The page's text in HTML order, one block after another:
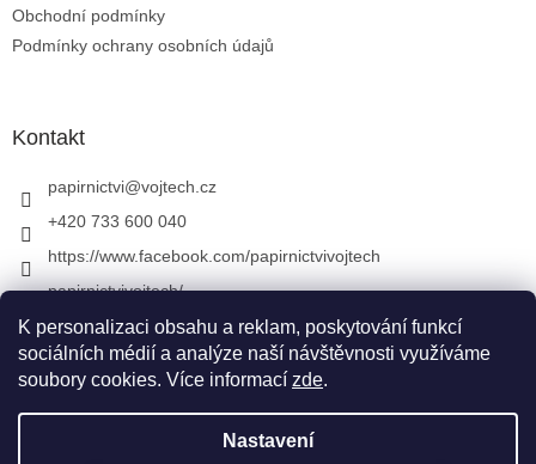
K personalizaci obsahu a reklam, poskytování funkcí
sociálních médií a analýze naší návštěvnosti využíváme
soubory cookies. Více informací zde.
Nastavení
Obchodní podmínky
Podmínky ochrany osobních údajů
Kontakt
papirnictvi@vojtech.cz
+420 733 600 040
https://www.facebook.com/papirnictvivojtech
papirnictvivojtech/
+420 733 600 040
Vytvořil Shoptet&